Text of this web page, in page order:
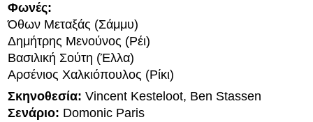
Φωνές:
Όθων Μεταξάς (Σάμμυ)
Δημήτρης Μενούνος (Ρέι)
Βασιλική Σούτη (Έλλα)
Αρσένιος Χαλκιόπουλος (Ρίκι)
Σκηνοθεσία: Vincent Kesteloot, Ben Stassen
Σενάριο: Domonic Paris